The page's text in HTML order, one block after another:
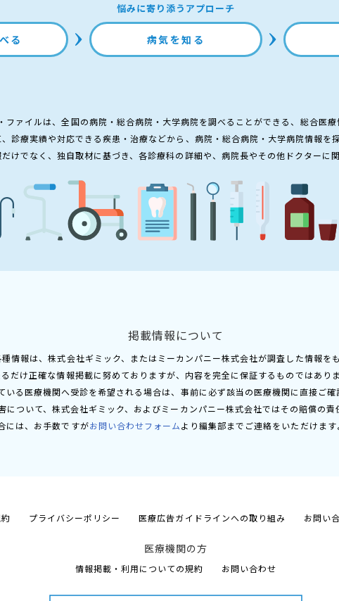
悩みに寄り添うアプローチ
る 病気を知る
ファイルは、全国の病院・総合病院・大学病院を調べることができる、総合医療
診療実績や対応できる疾患・治療などから、病院・総合病院・大学病院情報を
けでなく、独自取材に基づき、各診療科の詳細や、病院長やその他ドクターに
掲載情報について
情報は、株式会社ギミック、またはミーカンパニー株式会社が調査した情報をも
だけ正確な情報掲載に努めておりますが、内容を完全に保証するものではありま
いる医療機関へ受診を希望される場合は、事前に必ず該当の医療機関に直接ご確
について、株式会社ギミック、およびミーカンパニー株式会社ではその賠償の責
には、お手数ですがお問い合わせフォームより編集部までご連絡をいただけます
プライバシーポリシー 医療広告ガイドラインへの取り組み お問い
医療機関の方
情報掲載・利用についての規約 お問い合わせ